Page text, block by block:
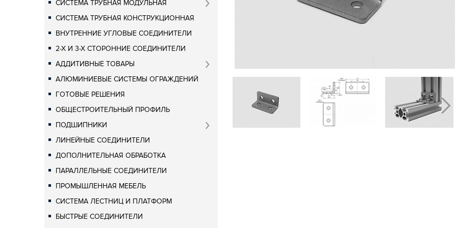
СИСТЕМА ТРУБНАЯ МОДУЛЬНАЯ
СИСТЕМА ТРУБНАЯ КОНСТРУКЦИОННАЯ
ВНУТРЕННИЕ УГЛОВЫЕ СОЕДИНИТЕЛИ
2-Х И 3-Х СТОРОННИЕ СОЕДИНИТЕЛИ
АДДИТИВНЫЕ ТОВАРЫ
АЛЮМИНИЕВЫЕ СИСТЕМЫ ОГРАЖДЕНИЙ
ГОТОВЫЕ РЕШЕНИЯ
ОБЩЕСТРОИТЕЛЬНЫЙ ПРОФИЛЬ
ПОДШИПНИКИ
ЛИНЕЙНЫЕ СОЕДИНИТЕЛИ
ДОПОЛНИТЕЛЬНАЯ ОБРАБОТКА
ПАРАЛЛЕЛЬНЫЕ СОЕДИНИТЕЛИ
ПРОМЫШЛЕННАЯ МЕБЕЛЬ
СИСТЕМА ЛЕСТНИЦ И ПЛАТФОРМ
БЫСТРЫЕ СОЕДИНИТЕЛИ